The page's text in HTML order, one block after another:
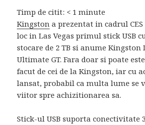
Timp de citit: < 1 minute
Kingston a prezentat in cadrul CES
loc in Las Vegas primul stick USB
stocare de 2 TB si anume
Ultimate GT. Fara doar si poate
facut de cei de la Kingston, iar cu
lansat, probabil ca multa lume se
viitor spre achizitionarea sa.
Stick-ul USB suporta conectivitate